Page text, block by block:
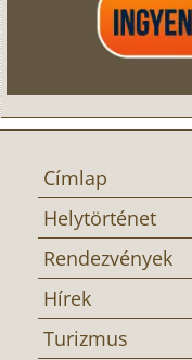
Címlap
Helytörténet
Rendezvények
Hírek
Turizmus